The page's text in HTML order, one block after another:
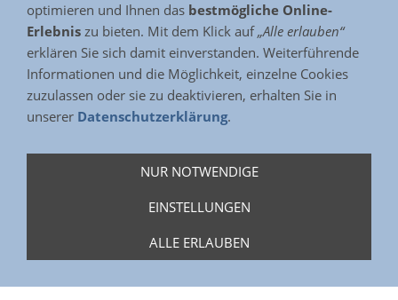
KONTAKTDATEN ALS QR-CODE
optimieren und Ihnen das bestmögliche Online-
Erlebnis zu bieten. Mit dem Klick auf„Alle erlauben“
erklären Sie sich damit einverstanden. Weiterführende
Informationen und die Möglichkeit, einzelne Cookies
zuzulassen oder sie zu deaktivieren, erhalten Sie in
unserer Datenschutzerklärung.
NUR NOTWENDIGE
EINSTELLUNGEN
ALLE ERLAUBEN